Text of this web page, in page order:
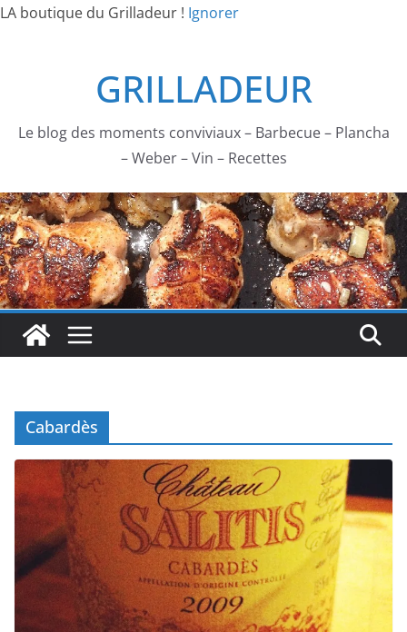
LA boutique du Grilladeur ! Ignorer
GRILLADEUR
Le blog des moments conviviaux – Barbecue – Plancha
– Weber – Vin – Recettes
Cabardès